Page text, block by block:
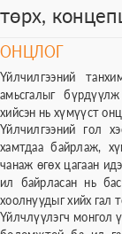
төрх,
ОНЦЛОГ
Үйлчилгээний
амьсгалыг
хийсэн нь хүмүүст
Үйлчилгээний гол
хамтдаа байрлаж,
чанаж өгөх цагаан
ил байрласан нь
хоолнуудыг хийх гал
Үйлчлүүлэгч монгол